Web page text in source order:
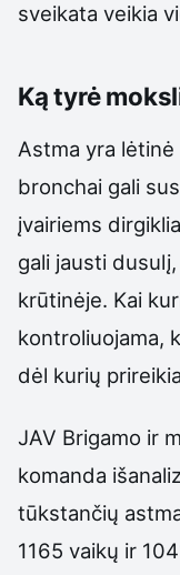
sveikata veikia
Ką tyrė
Astma yra
bronchai gali
įvairiems
gali jausti
krūtinėje. Kai
kontroliuojama,
dėl kurių
JAV Brigamo ir
komanda
tūkstančių
1165 vaikų ir